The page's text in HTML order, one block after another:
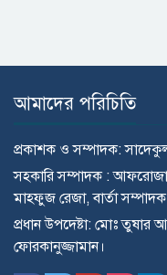
আমাদের পরিচিতি
প্রকাশক ও সম্পাদক:
সহকারি সম্পাদক : আফরোজা
মাহ্ফুজ রেজা, বার্তা
প্রধান উপদেষ্টা: মোঃ
ফোরকানুজ্জামান।